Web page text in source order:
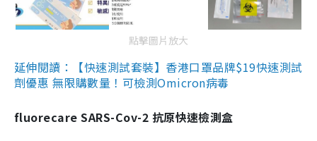
點擊圖片放大
延伸閱讀：【快速測試套裝】香港口罩品牌$19快速測試
劑優惠 無限購數量！可檢測Omicron病毒
fluorecare SARS-Cov-2 抗原快速檢測盒